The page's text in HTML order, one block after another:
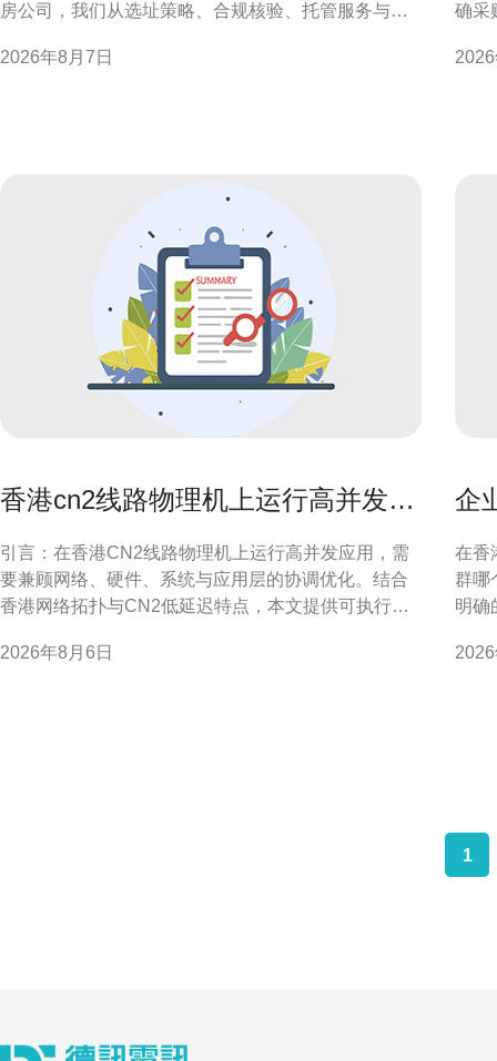
房公司，我们从选址策略、合规核验、托管服务与实
影响网络连通和法律合规，也直接关系到业务连续性
2026年8月7日
确采
重官
香港cn2线路物理机上运行高并发应
引言：在香港CN2线路物理机上运行高并发应用，需
要兼顾网络、硬件、系统与应用层的协调优化。结合
香港网络拓扑与CN2低延迟特点，本文提供可执行的
低延迟并增强稳定性，适合面向本地与区域性GEO搜
2026年8月6日
企
在香
群哪
明确
衡，确
1